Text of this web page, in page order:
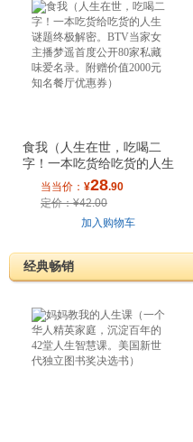
食我（人生在世，吃喝二
字！一本吃货给吃货的人生
谜题终极解密。
当当价： ¥28.90
定价：¥42.00
加入购物车
经典畅销